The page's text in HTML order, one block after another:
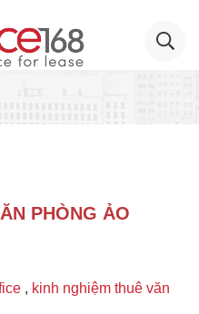
PHÒNG ẢO
, kinh nghiệm thuê văn